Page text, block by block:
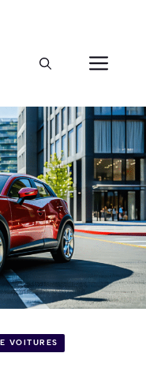
VOITURES